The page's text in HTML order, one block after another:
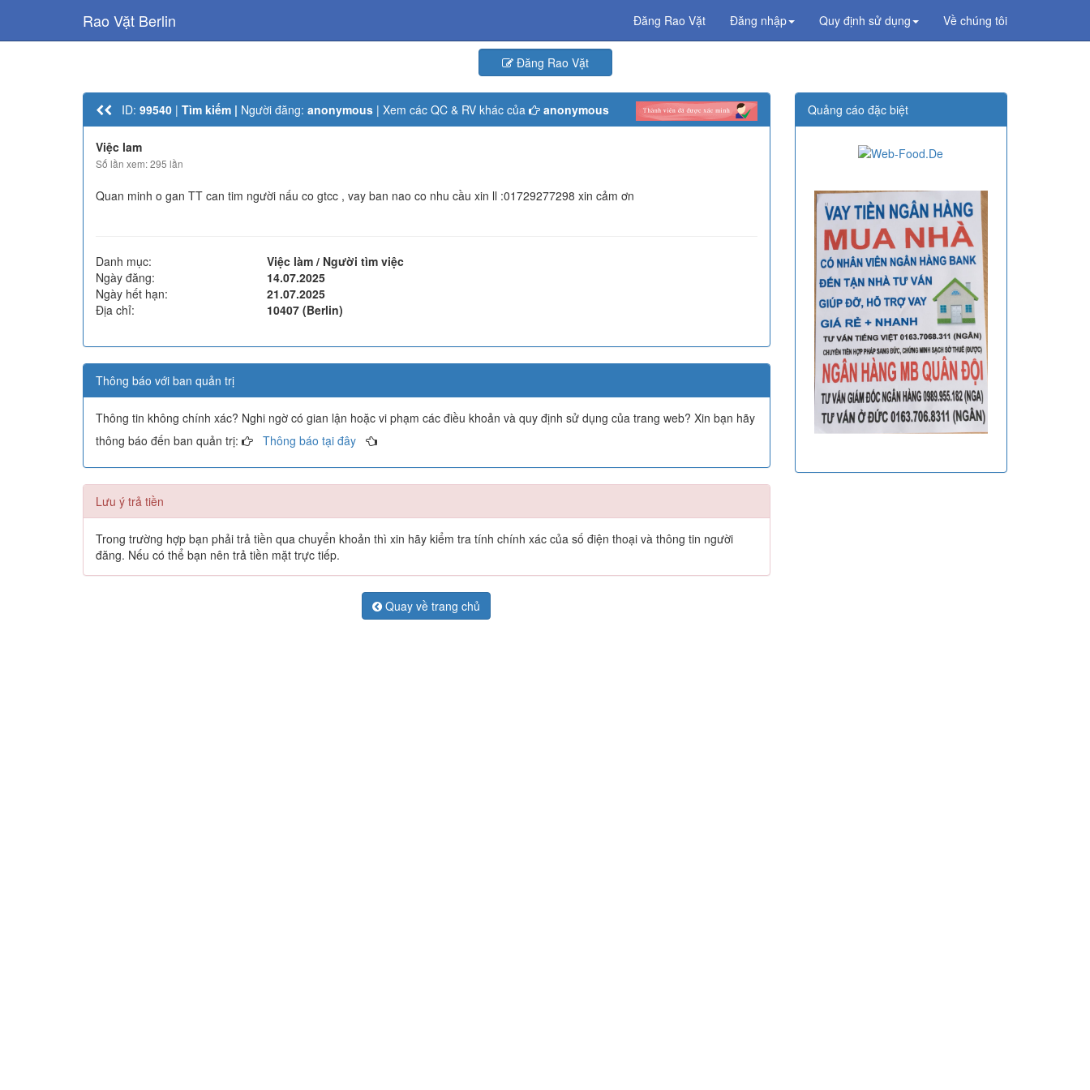
Rao Vặt Berlin Đăng Rao Vặt Đăng nhập Quy định sử dụng Về chúng tôi
Đăng Rao Vặt
ID: 99540 | Tìm kiếm | Người đăng: anonymous | Xem các QC & RV khác của anonymous
Việc lam
Số lần xem: 295 lần
Quan minh o gan TT can tim người nấu co gtcc , vay ban nao co nhu cầu xin ll :01729277298 xin cảm ơn
Danh mục:
Việc làm / Người tìm việc
Ngày đăng:
14.07.2025
Ngày hết hạn:
21.07.2025
Địa chỉ:
10407 (Berlin)
Thông báo với ban quản trị
Thông tin không chính xác? Nghi ngờ có gian lận hoặc vi phạm các điều khoản và quy định sử dụng của trang web? Xin bạn hãy
thông báo đến ban quản trị:
Thông báo tại đây
Lưu ý trả tiền
Trong trường hợp bạn phải trả tiền qua chuyển khoản thì xin hãy kiểm tra tính chính xác của số điện thoại và thông tin người
đăng. Nếu có thể bạn nên trả tiền mặt trực tiếp.
Quay về trang chủ
Quảng cáo đặc biệt